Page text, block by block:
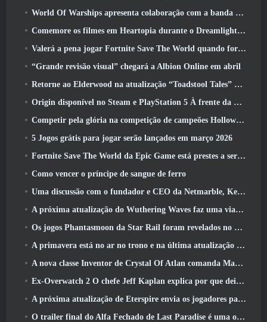
World Of Warships apresenta colaboração com a banda sueca de heavy metal Sabaton
Comemore os filmes em Heartopia durante o Dreamlight Cinematics Festival
Valerá a pena jogar Fortnite Save The World quando for grátis?
“Grande revisão visual” chegará a Albion Online em abril
Retorne ao Elderwood na atualização “Toadstool Tales” de Palia
Origin disponível no Steam e PlayStation 5 À frente da marcha 23 Lançar
Competir pela glória na competição de campeões Hollow de New Eridu na próxima atualização do Zenless Zone Zero
5 Jogos grátis para jogar serão lançados em março 2026
Fortnite Save The World da Epic Game está prestes a ser gratuito para jogar
Como vencer o príncipe de sangue de ferro
Uma discussão com o fundador e CEO da Netmarble, Ken Kim, sobre a MONGIL: Mergulho nas Estrelas
A próxima atualização do Wuthering Waves faz uma viagem ao “lado negro”
Os jogos Phantasmoon da Star Rail foram revelados no 4.1 Programa Especial
A primavera está no ar no trono e na última atualização do Liberty
A nova classe Inventor de Crystal Of Atlan comanda Magitech Mechs em batalha
Ex-Overwatch 2 O chefe Jeff Kaplan explica por que deixou a Blizzard
A próxima atualização de Eterspire envia os jogadores para as minas anãs
O trailer final do Alfa Fechado de Last Paradise é uma obra de arte pequena, mas aterrorizante